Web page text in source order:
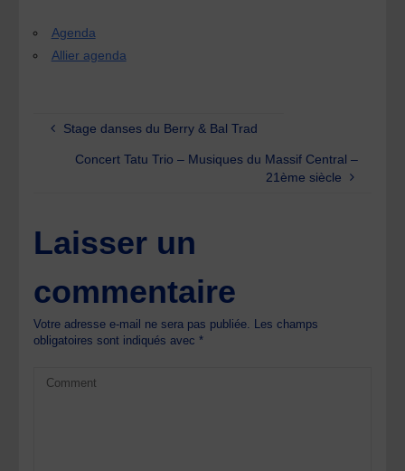
Agenda
Allier agenda
Stage danses du Berry & Bal Trad
Concert Tatu Trio – Musiques du Massif Central –
21ème siècle
Laisser un
commentaire
Votre adresse e-mail ne sera pas publiée. Les champs
obligatoires sont indiqués avec*